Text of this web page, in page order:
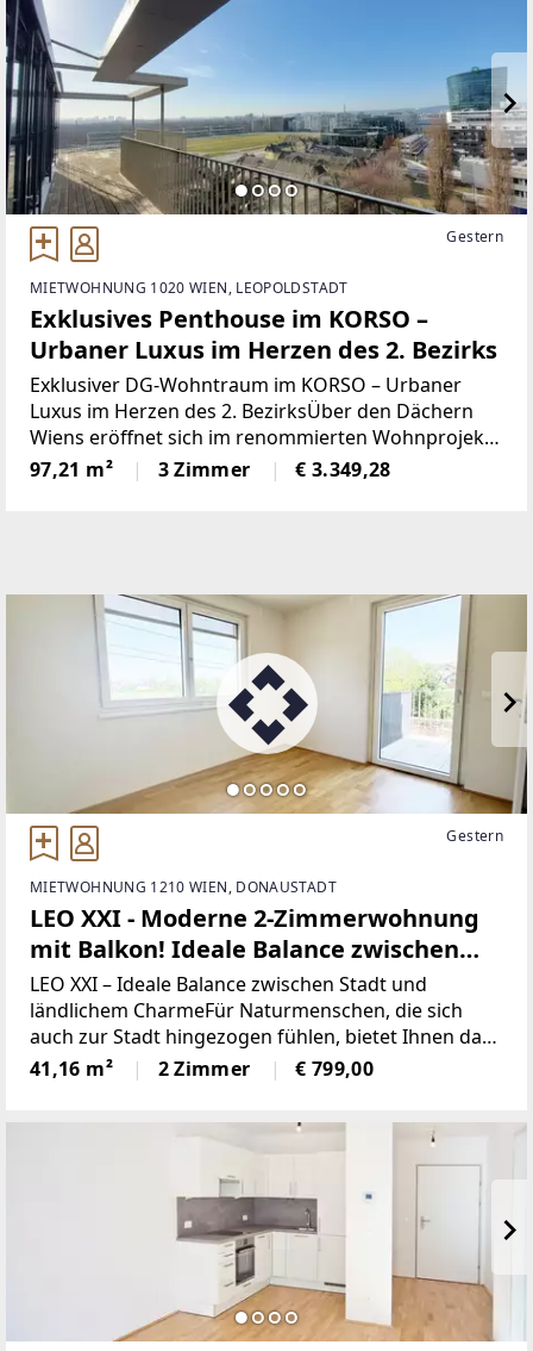
Gestern
MIETWOHNUNG 1020 WIEN, LEOPOLDSTADT
Exklusives Penthouse im KORSO –
Urbaner Luxus im Herzen des 2. Bezirks
Exklusiver DG-Wohntraum im KORSO – Urbaner
Luxus im Herzen des 2. BezirksÜber den Dächern
Wiens eröffnet sich im renommierten Wohnprojekt
KORSO eine außergewöhnliche
Dachgeschosswohnung, die modernes Design,
97,21 m² 3 Zimmer € 3.349,28
Gestern
MIETWOHNUNG 1210 WIEN, DONAUSTADT
LEO XXI - Moderne 2-Zimmerwohnung
mit Balkon! Ideale Balance zwischen
Stadt und ländlichem Charme
LEO XXI – Ideale Balance zwischen Stadt und
ländlichem CharmeFür Naturmenschen, die sich
auch zur Stadt hingezogen fühlen, bietet Ihnen das
Grätzl am Leopoldauer Platz mit seiner
ausgezeichneten Verkehrsanbindung sowie den
41,16 m² 2 Zimmer € 799,00